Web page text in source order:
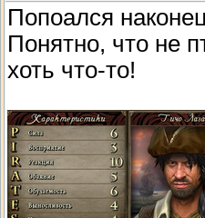
Попоался
Понятно, что не
хоть что-то!